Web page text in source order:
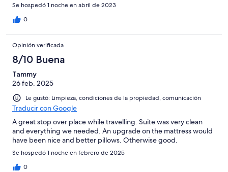
Se hospedó 1 noche en abril de 2023
0
Opinión verificada
8/10 Buena
Tammy
26 feb. 2025
Le gustó: Limpieza, condiciones de la propiedad, comunicación
Traducir con Google
A great stop over place while travelling. Suite was very clean
and everything we needed. An upgrade on the mattress would
have been nice and better pillows. Otherwise good.
Se hospedó 1 noche en febrero de 2025
0